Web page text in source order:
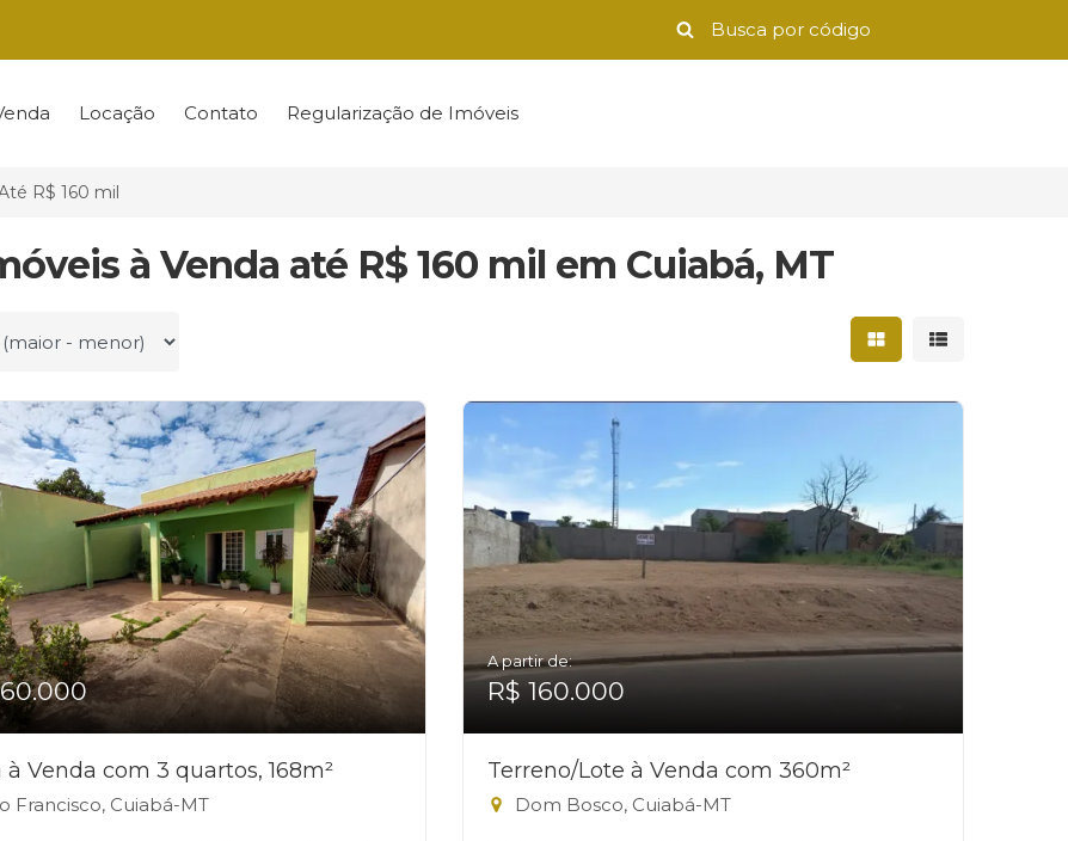
Locação Contato Regularização de Imóveis
R$ 160 mil
à Venda até R$ 160 mil em Cuiabá, MT
por Mostrar resultados
Mostrar
à Venda com 3 quartos, 168m²
Francisco, Cuiabá-MT
A partir de:
R$ 160.000
Terreno/Lote à Venda com 360m²
Dom Bosco, Cuiabá-MT